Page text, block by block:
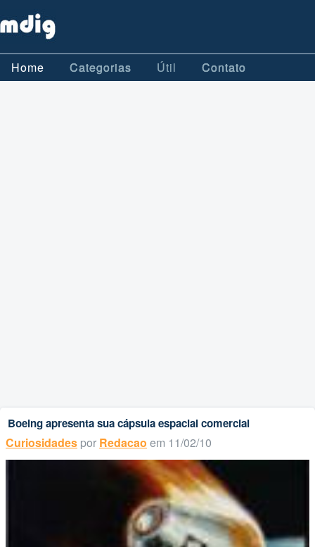
Home Categorias Útil Contato
Boeing apresenta sua cápsula espacial comercial
Curiosidades por Redacao em 11/02/10